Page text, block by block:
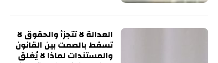
العدالة لا تتجزأ والحقوق لا
تسقط بالصمت بين القانون
والمستندات لماذا لا يُغلق